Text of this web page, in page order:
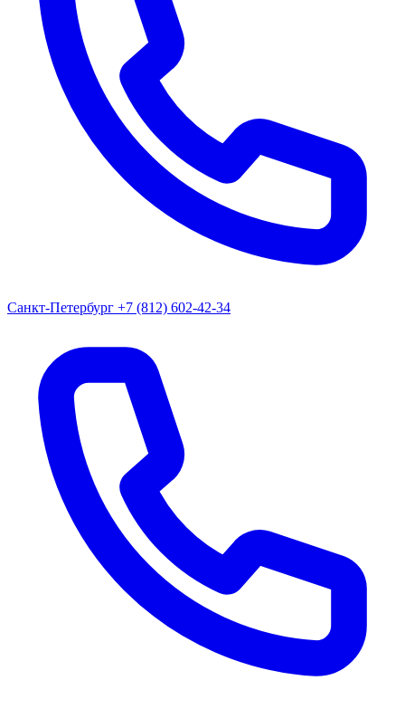
Санкт-Петербург +7 (812) 602-42-34